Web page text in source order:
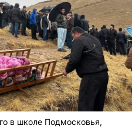
в школе Подмосковья,